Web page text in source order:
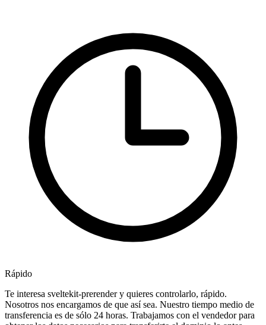
Rápido
Te interesa sveltekit-prerender y quieres controlarlo, rápido.
Nosotros nos encargamos de que así sea. Nuestro tiempo medio de
transferencia es de sólo 24 horas. Trabajamos con el vendedor para